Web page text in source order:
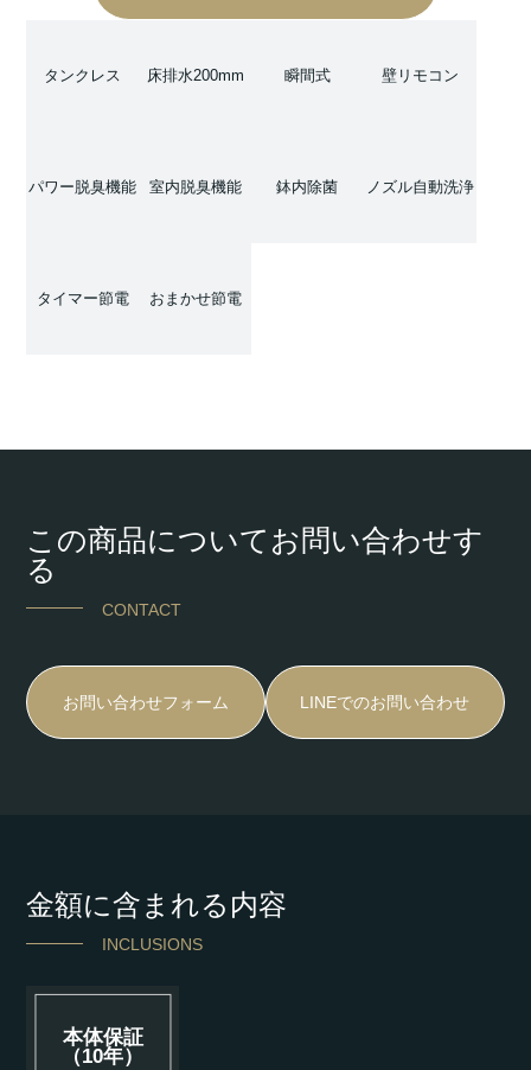
タンクレス 床排水200mm 瞬間式 壁リモコン
パワー脱臭機能 室内脱臭機能 鉢内除菌 ノズル自動洗浄
タイマー節電 おまかせ節電
この商品についてお問い合わせす
る
CONTACT
お問い合わせフォーム LINEでのお問い合わせ
金額に含まれる内容
INCLUSIONS
本体保証
（10年）